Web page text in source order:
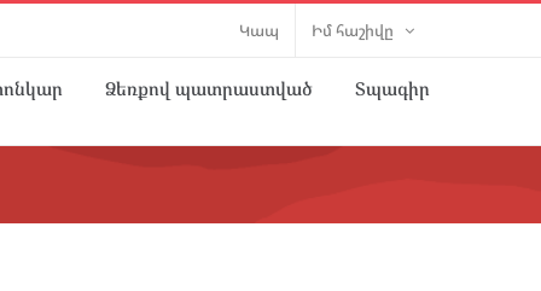
Կապ Իմ հաշիվը
Ձեռքով պատրաստված Տպագիր